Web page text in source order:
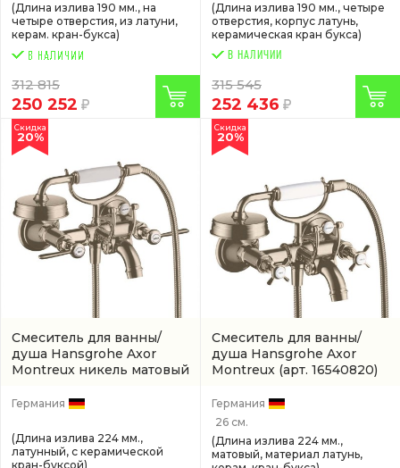
(Длина излива 190 мм., на
четыре отверстия, из латуни,
керам. кран-букса)
312 815
250 252
(Длина излива 190 мм., четыре
отверстия, корпус латунь,
керамическая кран букса)
В НАЛИЧИИ
315 545
252 436
Смеситель для ванны/
душа Hansgrohe Axor
Montreux никель матовый
Скидка
20%
Германия
(Длина излива 224 мм.,
латунный, с керамической
кран-буксой)
Смеситель для ванны/
душа Hansgrohe Axor
Montreux (арт. 16540820)
Скидка
20%
Германия
26 см.
(Длина излива 224 мм.,
матовый, материал латунь,